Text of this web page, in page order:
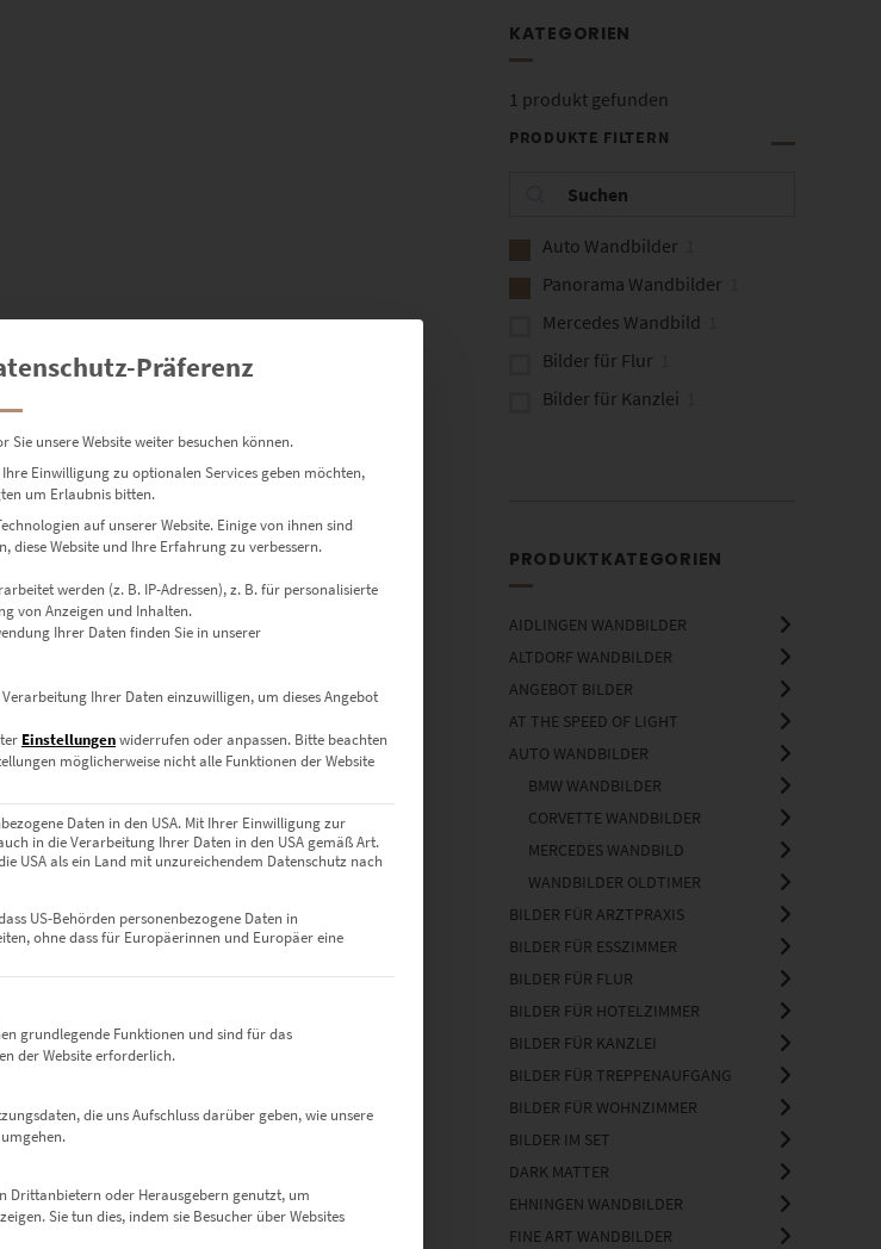
KATEGORIEN
1 produkt gefunden
PRODUKTE FILTERN
Auto Wandbilder
Panorama Wandbilder
Mercedes Wandbild
Bilder für Flur
Bilder für Kanzlei
PRODUKTKATEGORIEN
AIDLINGEN WANDBILDER
ALTDORF WANDBILDER
ANGEBOT BILDER
AT THE SPEED OF LIGHT
AUTO WANDBILDER
BMW WANDBILDER
CORVETTE WANDBILDER
MERCEDES WANDBILD
WANDBILDER OLDTIMER
BILDER FÜR ARZTPRAXIS
BILDER FÜR ESSZIMMER
BILDER FÜR FLUR
BILDER FÜR HOTELZIMMER
BILDER FÜR KANZLEI
BILDER FÜR TREPPENAUFGANG
BILDER FÜR WOHNZIMMER
BILDER IM SET
DARK MATTER
EHNINGEN WANDBILDER
FINE ART WANDBILDER
Präferenz
unsere Website weiter besuchen können.
Einwilligung zu optionalen Services geben möchten,
um Erlaubnis bitten.
auf unserer Website. Einige von ihnen sind
diese Website und Ihre Erfahrung zu verbessern.
werden (z. B. IP-Adressen), z. B. für personalisierte
von Anzeigen und Inhalten.
Ihrer Daten finden Sie in unserer
Ihrer Daten einzuwilligen, um dieses Angebot
Einstellungenwiderrufen oder anpassen. Bitte beachten
möglicherweise nicht alle Funktionen der Website
Daten in den USA. Mit Ihrer Einwilligung zur
in die Verarbeitung Ihrer Daten in den USA gemäß Art.
USA als ein Land mit unzureichendem Datenschutz nach
US-Behörden personenbezogene Daten in
ohne dass für Europäerinnen und Europäer eine
Gruppen, für die eine Einwilligung erteilt werden kann. Die erste Service-Gruppe ist essenziell und kann nicht
grundlegende Funktionen und sind für das
der Website erforderlich.
die uns Aufschluss darüber geben, wie unsere
Drittanbietern oder Herausgebern genutzt, um
Sie tun dies, indem sie Besucher über Websites